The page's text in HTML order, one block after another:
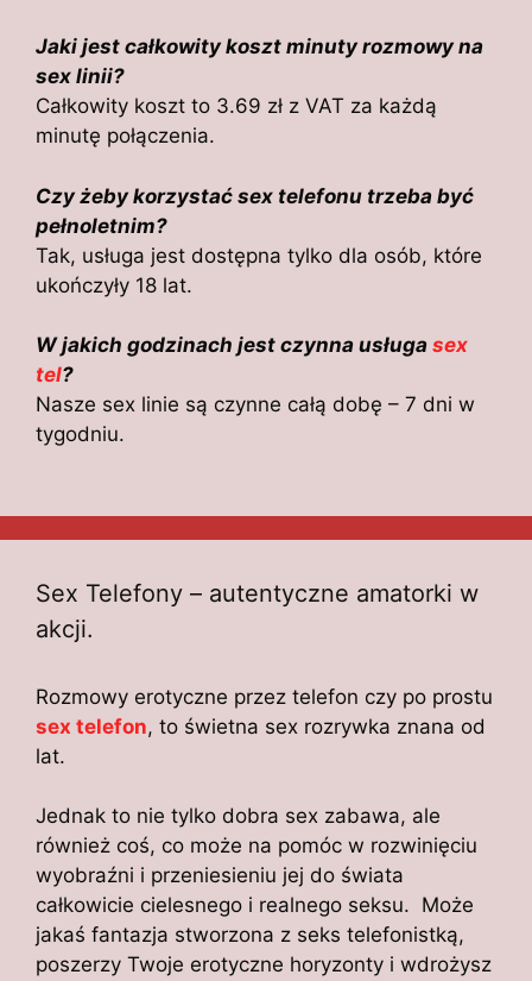
Jaki jest całkowity koszt minuty rozmowy na
sex linii?
Całkowity koszt to 3.69 zł z VAT za każdą
minutę połączenia.
Czy żeby korzystać sex telefonu trzeba być
pełnoletnim?
Tak, usługa jest dostępna tylko dla osób, które
ukończyły 18 lat.
W jakich godzinach jest czynna usługa sex
tel?
Nasze sex linie są czynne całą dobę – 7 dni w
tygodniu.
Sex Telefony – autentyczne amatorki w
akcji.
Rozmowy erotyczne przez telefon czy po prostu
sex telefon, to świetna sex rozrywka znana od
lat.
Jednak to nie tylko dobra sex zabawa, ale
również coś, co może na pomóc w rozwinięciu
wyobraźni i przeniesieniu jej do świata
całkowicie cielesnego i realnego seksu. Może
jakaś fantazja stworzona z seks telefonistką,
poszerzy Twoje erotyczne horyzonty i wdrożysz